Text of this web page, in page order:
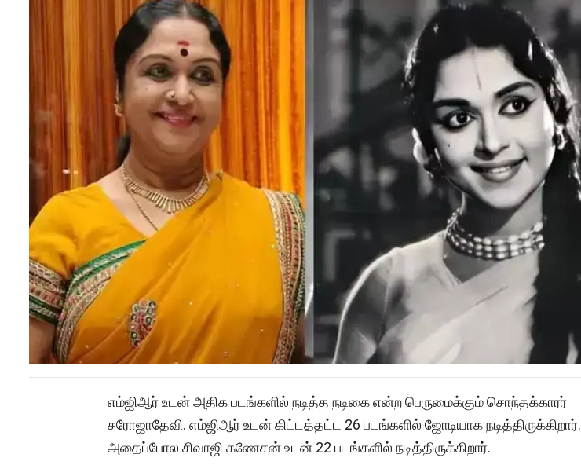
எம்ஜிஆர் உடன் அதிக படங்களில் நடித்த நடிகை என்ற பெருமைக்கும் சொந்தக்காரர்
சரோஜாதேவி. எம்ஜிஆர் உடன் கிட்டத்தட்ட 26 படங்களில் ஜோடியாக நடித்திருக்கிறார்.
அதைப்போல சிவாஜி கணேசன் உடன் 22 படங்களில் நடித்திருக்கிறார்.